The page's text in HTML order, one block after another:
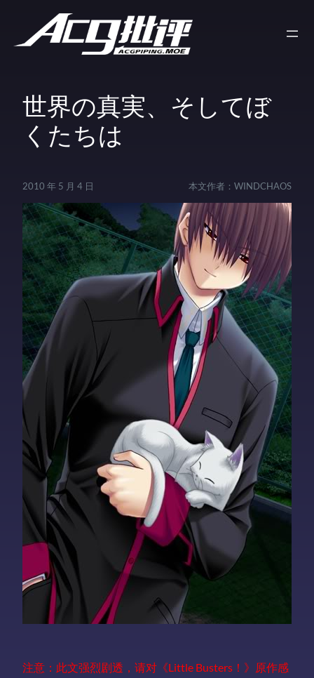
世界の真実、そしてぼ
くたちは
2010 年 5 月 4 日 本文作者： WINDCHAOS
注意：此文强烈剧透，请对《Little Busters！》原作感